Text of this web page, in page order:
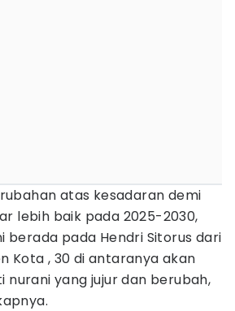
atas kesadaran demi
lebih baik pada 2025-2030,
berada pada Hendri Sitorus dari
Kota , 30 di antaranya akan
nurani yang jujur dan berubah,